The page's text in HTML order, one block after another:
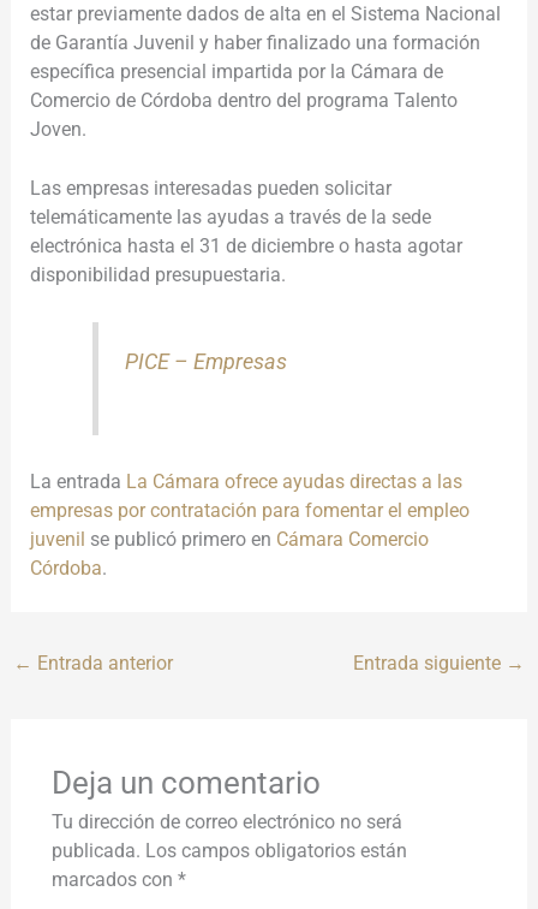
estar previamente dados de alta en el Sistema Nacional
de Garantía Juvenil y haber finalizado una formación
específica presencial impartida por la Cámara de
Comercio de Córdoba dentro del programa Talento
Joven.
Las empresas interesadas pueden solicitar
telemáticamente las ayudas a través de la sede
electrónica hasta el 31 de diciembre o hasta agotar
disponibilidad presupuestaria.
PICE – Empresas
La entrada La Cámara ofrece ayudas directas a las
empresas por contratación para fomentar el empleo
juvenil se publicó primero en Cámara Comercio
Córdoba.
← Entrada anterior Entrada siguiente →
Deja un comentario
Tu dirección de correo electrónico no será
publicada. Los campos obligatorios están
marcados con *